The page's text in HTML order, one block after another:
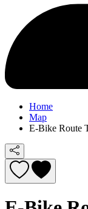
Home
Map
E-Bike Route